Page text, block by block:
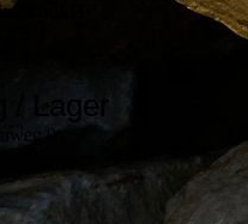
GmbH
3
Lager
9